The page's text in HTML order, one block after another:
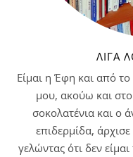
ΛΊΓΑ
Είμαι η Έφη και από
μου, ακούω και
σοκολατένια και ο
επιδερμίδα,
γελώντας ότι δεν